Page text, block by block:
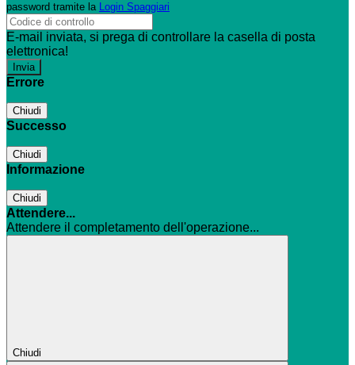
password tramite la Login Spaggiari
E-mail inviata, si prega di controllare la casella di posta
elettronica!
Errore
Chiudi
Successo
Chiudi
Informazione
Chiudi
Attendere...
Attendere il completamento dell'operazione...
Chiudi